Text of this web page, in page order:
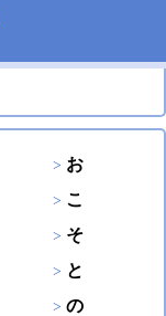
お
こ
そ
と
の